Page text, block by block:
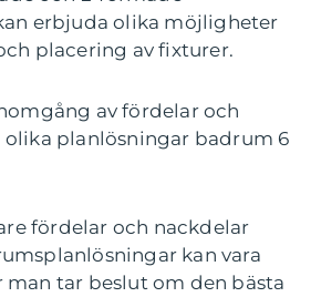
erbjuda olika möjligheter
placering av fixturer.
av fördelar och
planlösningar badrum 6
fördelar och nackdelar
kan vara
man tar beslut om den bästa